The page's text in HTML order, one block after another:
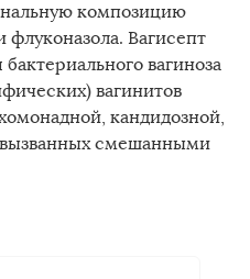
композицию
флуконазола. Вагисепт
вагиноза
вагинитов
кандидозной,
вызванных смешанными